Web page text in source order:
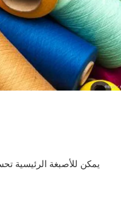
يمكن للأصبغة الرئيسية